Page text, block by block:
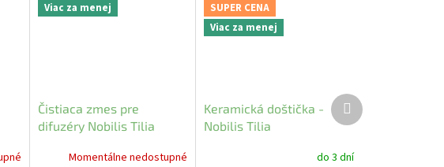
Viac za menej
Čistiaca zmes pre
difuzéry Nobilis Tilia
Momentálne nedostupné
SUPER CENA
Viac za menej
Keramická doštička -
Nobilis Tilia
do 3 dní
Ďalší
produkt